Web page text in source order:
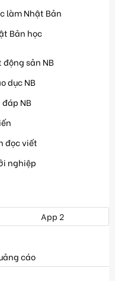
làm Nhật Bản
Bản học
động sản NB
dục NB
đáp NB
đọc viết
nghiệp
App 2
cáo